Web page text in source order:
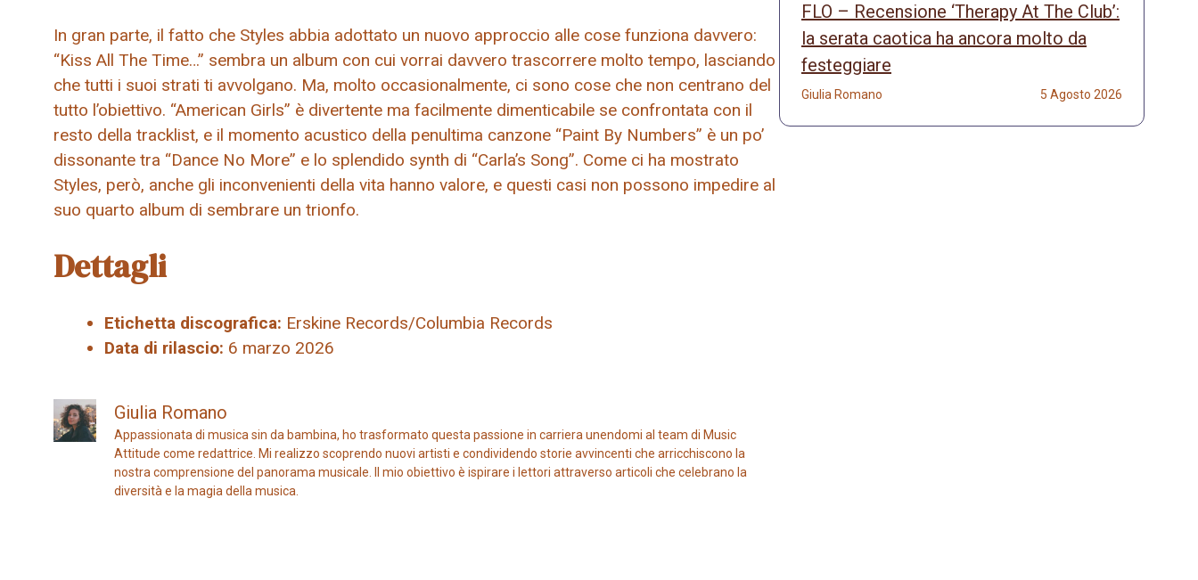
In gran parte, il fatto che Styles abbia adottato un nuovo approccio alle cose funziona davvero:
“Kiss All The Time…” sembra un album con cui vorrai davvero trascorrere molto tempo, lasciando
che tutti i suoi strati ti avvolgano. Ma, molto occasionalmente, ci sono cose che non centrano del
tutto l’obiettivo. “American Girls” è divertente ma facilmente dimenticabile se confrontata con il
resto della tracklist, e il momento acustico della penultima canzone “Paint By Numbers” è un po’
dissonante tra “Dance No More” e lo splendido synth di “Carla’s Song”. Come ci ha mostrato
Styles, però, anche gli inconvenienti della vita hanno valore, e questi casi non possono impedire al
suo quarto album di sembrare un trionfo.
Dettagli
Etichetta discografica: Erskine Records/Columbia Records
Data di rilascio: 6 marzo 2026
Giulia Romano
Appassionata di musica sin da bambina, ho trasformato questa passione in carriera unendomi al team di Music
Attitude come redattrice. Mi realizzo scoprendo nuovi artisti e condividendo storie avvincenti che arricchiscono la
nostra comprensione del panorama musicale. Il mio obiettivo è ispirare i lettori attraverso articoli che celebrano la
diversità e la magia della musica.
FLO – Recensione ‘Therapy At The Club’:
la serata caotica ha ancora molto da
festeggiare
Giulia Romano 5 Agosto 2026